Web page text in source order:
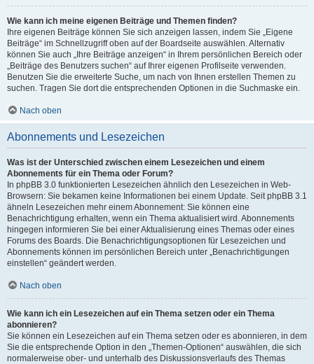
Wie kann ich meine eigenen Beiträge und Themen finden?
Ihre eigenen Beiträge können Sie sich anzeigen lassen, indem Sie „Eigene
Beiträge“ im Schnellzugriff oben auf der Boardseite auswählen. Alternativ
können Sie auch „Ihre Beiträge anzeigen“ in Ihrem persönlichen Bereich oder
„Beiträge des Benutzers suchen“ auf Ihrer eigenen Profilseite verwenden.
Benutzen Sie die erweiterte Suche, um nach von Ihnen erstellen Themen zu
suchen. Tragen Sie dort die entsprechenden Optionen in die Suchmaske ein.
Nach oben
Abonnements und Lesezeichen
Was ist der Unterschied zwischen einem Lesezeichen und einem
Abonnements für ein Thema oder Forum?
In phpBB 3.0 funktionierten Lesezeichen ähnlich den Lesezeichen in Web-
Browsern: Sie bekamen keine Informationen bei einem Update. Seit phpBB 3.1
ähneln Lesezeichen mehr einem Abonnement: Sie können eine
Benachrichtigung erhalten, wenn ein Thema aktualisiert wird. Abonnements
hingegen informieren Sie bei einer Aktualisierung eines Themas oder eines
Forums des Boards. Die Benachrichtigungsoptionen für Lesezeichen und
Abonnements können im persönlichen Bereich unter „Benachrichtigungen
einstellen“ geändert werden.
Nach oben
Wie kann ich ein Lesezeichen auf ein Thema setzen oder ein Thema
abonnieren?
Sie können ein Lesezeichen auf ein Thema setzen oder es abonnieren, in dem
Sie die entsprechende Option in den „Themen-Optionen“ auswählen, die sich
normalerweise ober- und unterhalb des Diskussionsverlaufs des Themas